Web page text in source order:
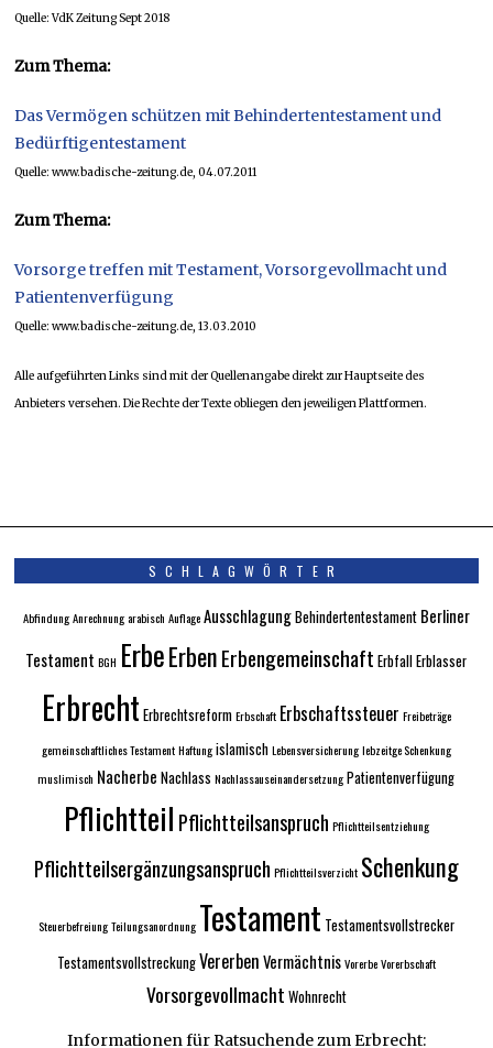
Quelle: VdK Zeitung Sept 2018
Zum Thema:
Das Vermögen schützen mit Behindertentestament und
Bedürftigentestament
Quelle: www.badische-zeitung.de, 04.07.2011
Zum Thema:
Vorsorge treffen mit Testament, Vorsorgevollmacht und
Patientenverfügung
Quelle: www.badische-zeitung.de, 13.03.2010
Alle aufgeführten Links sind mit der Quellenangabe direkt zur Hauptseite des
Anbieters versehen. Die Rechte der Texte obliegen den jeweiligen Plattformen.
SCHLAGWÖRTER
AbfindungAnrechnungarabisch AuflageAusschlagungBehindertentestament Berliner
Testament BGH ErbeErbenErbengemeinschaft ErbfallErblasser
Erbrecht ErbrechtsreformErbschaft Erbschaftssteuer Freibeträge
gemeinschaftliches TestamentHaftungislamischLebensversicherunglebzeitge Schenkung
muslimisch Nacherbe Nachlass NachlassauseinandersetzungPatientenverfügung
Pflichtteil Pflichtteilsanspruch Pflichtteilsentziehung
Pflichtteilsergänzungsanspruch Pflichtteilsverzicht Schenkung
SteuerbefreiungTeilungsanordnung Testament Testamentsvollstrecker
TestamentsvollstreckungVererbenVermächtnisVorerbeVorerbschaft
Vorsorgevollmacht Wohnrecht
Informationen für Ratsuchende zum Erbrecht: